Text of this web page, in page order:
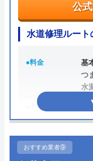
わせ前に公式HPへ
公
トイレ専門修
運営会社 エ
公
水道修理ルート
●料金
基
つ
水
●キャンペーン
●駆けつけ時間 最
おすすめ業者⑨